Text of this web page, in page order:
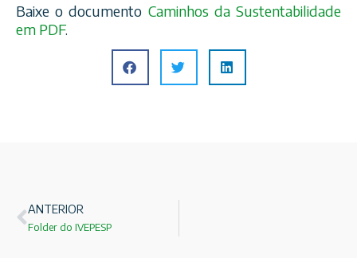
Baixe o documento Caminhos da Sustentabilidade
em PDF.
ANTERIOR
Folder do IVEPESP